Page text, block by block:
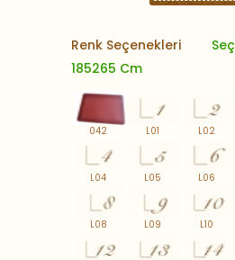
Renk Seçenekleri
185265 Cm
042 L01 L02
L04 L05 L06
L08 L09 L10